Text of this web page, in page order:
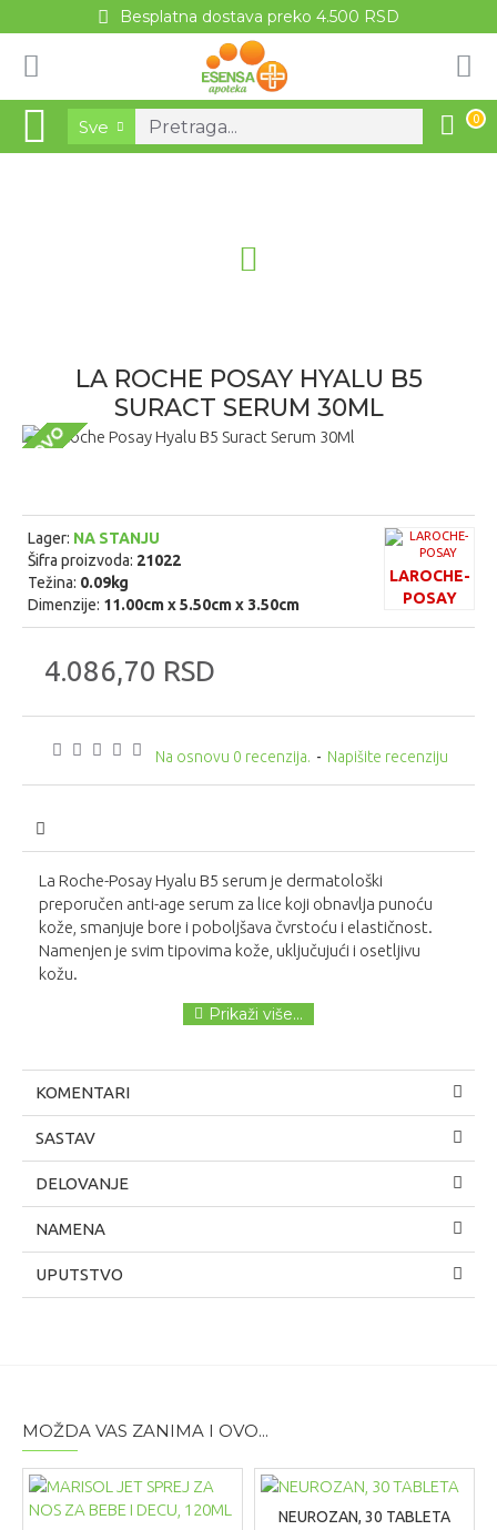
Besplatna dostava preko 4.500 RSD
Sve 0
LA ROCHE POSAY HYALU B5
SURACT SERUM 30ML
NOVO
Na osnovu 0 recenzija. - Napišite recenziju
4.086,70 RSD
Lager: NA STANJU
Šifra proizvoda: 21022
Težina: 0.09kg
Dimenzije: 11.00cm x 5.50cm x 3.50cm
LAROCHE-
POSAY
La Roche-Posay Hyalu B5 serum je dermatološki
preporučen anti-age serum za lice koji obnavlja punoću
kože, smanjuje bore i poboljšava čvrstoću i elastičnost.
Namenjen je svim tipovima kože, uključujući i osetljivu
kožu.
KOMENTARI
SASTAV
DELOVANJE
NAMENA
UPUTSTVO
MOŽDA VAS ZANIMA I OVO...
NEUROZAN, 30 TABLETA